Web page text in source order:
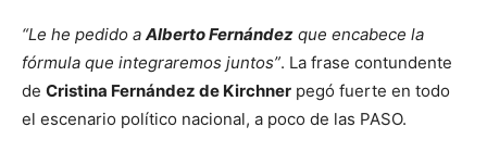
“Le he pedido a Alberto Fernández que encabece la
fórmula que integraremos juntos”. La frase contundente
de Cristina Fernández de Kirchner pegó fuerte en todo
el escenario político nacional, a poco de las PASO.